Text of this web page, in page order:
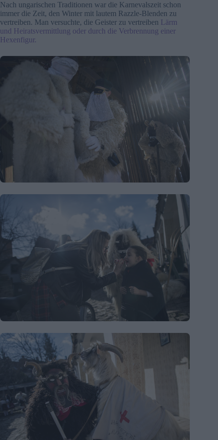
Nach ungarischen Traditionen war die Karnevalszeit schon
immer die Zeit, den Winter mit lautem Razzle-Blenden zu
vertreiben. Man versuchte, die Geister zu vertreiben Lärm
und Heiratsvermittlung oder durch die Verbrennung einer
Hexenfigur.